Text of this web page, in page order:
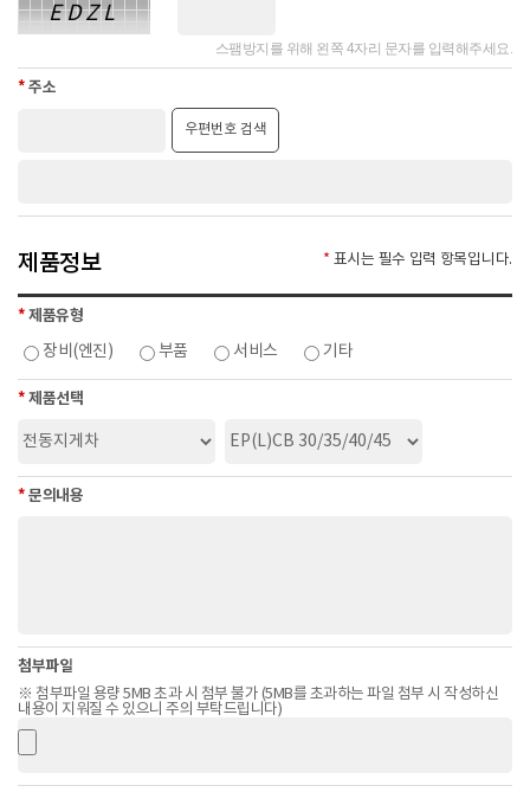
4. 개인정보의 제3자 제공 및 위탁 관련 사항
① ㈜혜인은 이용자의 개인정보를 외부에 제공하지 않습니다. 다만, 아래
의 경우는 예외로 합니다.
- 이용자들이 사전에 동의한 경우
통지하고 필요한 경우 사전 동의를 받도록 하겠습니다.
5. 이용자 및 법정대리인의 권리 행사
를 행사할 수 있습니다.
- 개인정보 열람요구
- 삭제요구
② 제1항에 따른 권리 행사는 ㈜혜인에 대해 개인정보 보호법 시행규칙
④ 제1항에 따른 권리 행사는 정보주체의 법정대리인이나 위임을 받은 자
등 대리인을 통하여 하실 수 있습니다. 이 경우 개인정보 보호법 시행규칙
별지 제11호 서식에 따른 위임장을 제출하셔야 합니다.
EDZL
스팸방지를 위해 왼쪽 4자리 문자를 입력해주세요.
*주소
우편번호 검색
제품정보 * 표시는 필수 입력 항목입니다.
*제품유형
장비(엔진)
부품 서비스 기타
*제품선택
*문의내용
첨부파일
※ 첨부파일 용량 5MB 초과 시 첨부 불가 (5MB를 초과하는 파일 첨부 시 작성하신
내용이 지워질 수 있으니 주의 부탁드립니다)